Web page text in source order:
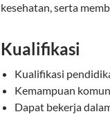
kesehatan, serta
Kualifikasi
Kualifikasi
Kemampuan
Dapat bekerja